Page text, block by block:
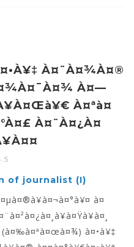
À¤¨à¤¾à¤®
À¤—
À¤ªà¤
À¤¨à¤¿à¤
of journalist (I)
à¤
(à¤‰à¤ªà¤œà¤¾) à¤•à¥‡